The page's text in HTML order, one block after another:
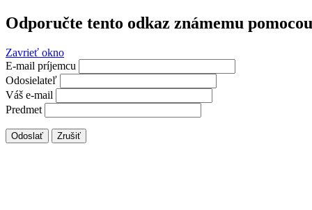
Odporučte tento odkaz známemu
Zavrieť okno
E-mail príjemcu
Odosielateľ
Váš e-mail
Predmet
Odoslať Zrušiť